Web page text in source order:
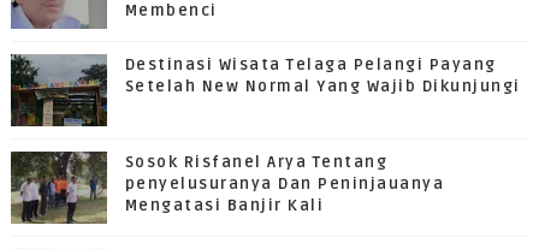
Membenci
Destinasi Wisata Telaga Pelangi Payang
Setelah New Normal Yang Wajib Dikunjungi
Sosok Risfanel Arya Tentang
penyelusuranya Dan Peninjauanya
Mengatasi Banjir Kali